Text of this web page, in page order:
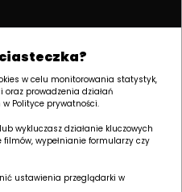
w celu monitorowania statystyk,
prowadzenia działań
Polityce prywatności.
wykluczasz działanie kluczowych
wypełnianie formularzy czy
ustawienia przeglądarki w